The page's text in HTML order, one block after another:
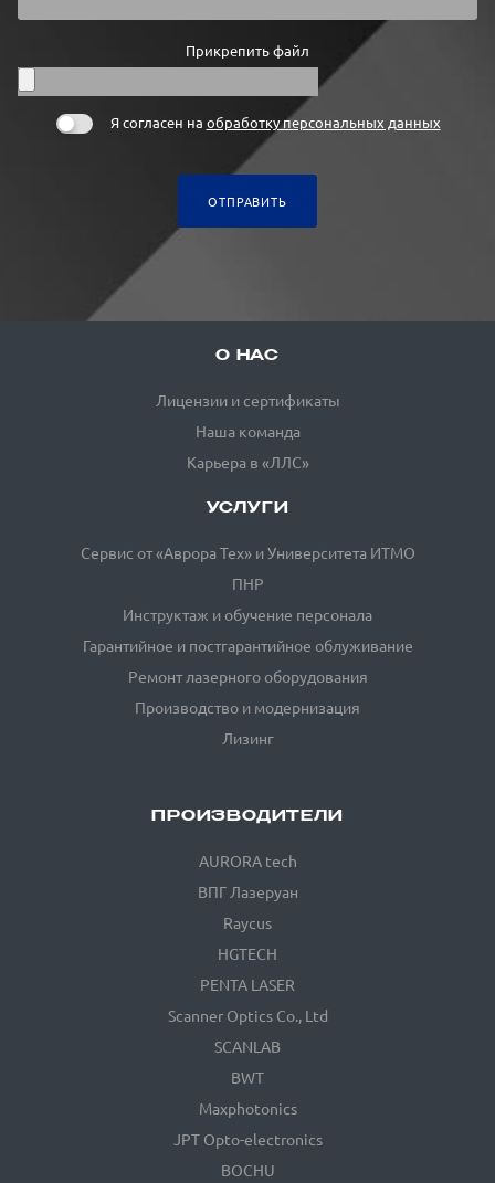
Прикрепить файл
Я согласен на обработку персональных данных
ОТПРАВИТЬ
О НАС
Лицензии и сертификаты
Наша команда
Карьера в «ЛЛС»
УСЛУГИ
Сервис от «Аврора Тех» и Университета ИТМО
ПНР
Инструктаж и обучение персонала
Гарантийное и постгарантийное облуживание
Ремонт лазерного оборудования
Производство и модернизация
Лизинг
ПРОИЗВОДИТЕЛИ
AURORA tech
ВПГ Лазеруан
Raycus
HGTECH
PENTA LASER
Scanner Optics Co., Ltd
SCANLAB
BWT
Maxphotonics
JPT Opto-electronics
BOCHU